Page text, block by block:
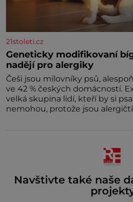
21stoleti.cz
Geneticky modifikovaní
nadějí pro alergiky
Češi jsou milovníky psů,
ve 42 % českých domácností.
velká skupina lidí, kteří by si
nemohou, protože jsou
Navštivte také naše